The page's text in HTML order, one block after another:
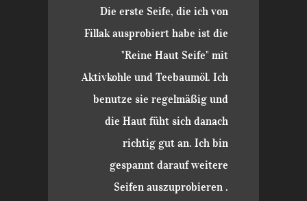
Die erste Seife, die ich von
Fillak ausprobiert habe ist die
"Reine Haut Seife" mit
Aktivkohle und Teebaumöl. Ich
benutze sie regelmäßig und
die Haut füht sich danach
richtig gut an. Ich bin
gespannt darauf weitere
Seifen auszuprobieren .